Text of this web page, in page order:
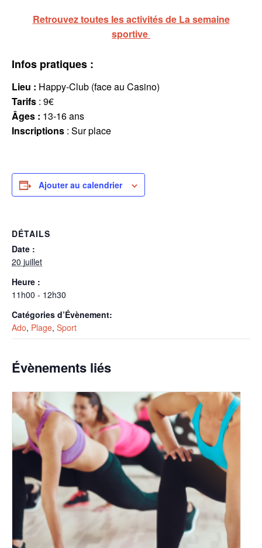
Retrouvez toutes les activités de La semaine
sportive
Infos pratiques :
Lieu : Happy-Club (face au Casino)
Tarifs : 9€
Âges : 13-16 ans
Inscriptions : Sur place
Ajouter au calendrier
DÉTAILS
Date :
20 juillet
Heure :
11h00 - 12h30
Catégories d’Évènement:
Ado, Plage, Sport
Évènements liés